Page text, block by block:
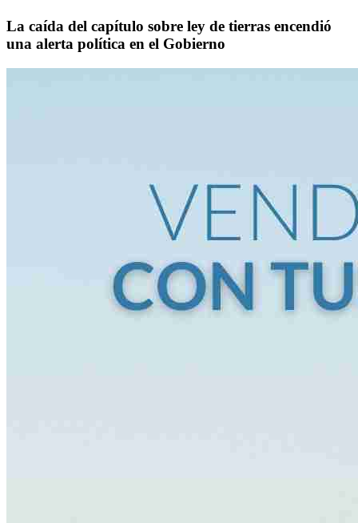
La caída del capítulo sobre ley de tierras encendió
una alerta política en el Gobierno